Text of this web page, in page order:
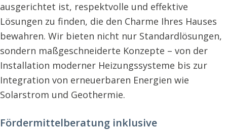
ausgerichtet ist, respektvolle und effektive
Lösungen zu finden, die den Charme Ihres Hauses
bewahren. Wir bieten nicht nur Standardlösungen,
sondern maßgeschneiderte Konzepte – von der
Installation moderner Heizungssysteme bis zur
Integration von erneuerbaren Energien wie
Solarstrom und Geothermie.
Fördermittelberatung inklusive